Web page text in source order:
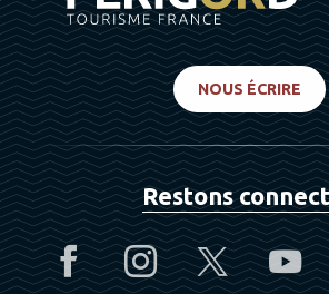
NOUS ÉCRIRE
Restons